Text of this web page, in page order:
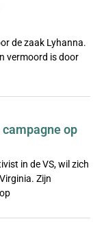
de zaak Lyhanna.
vermoord is door
campagne op
in de VS, wil zich
Zijn